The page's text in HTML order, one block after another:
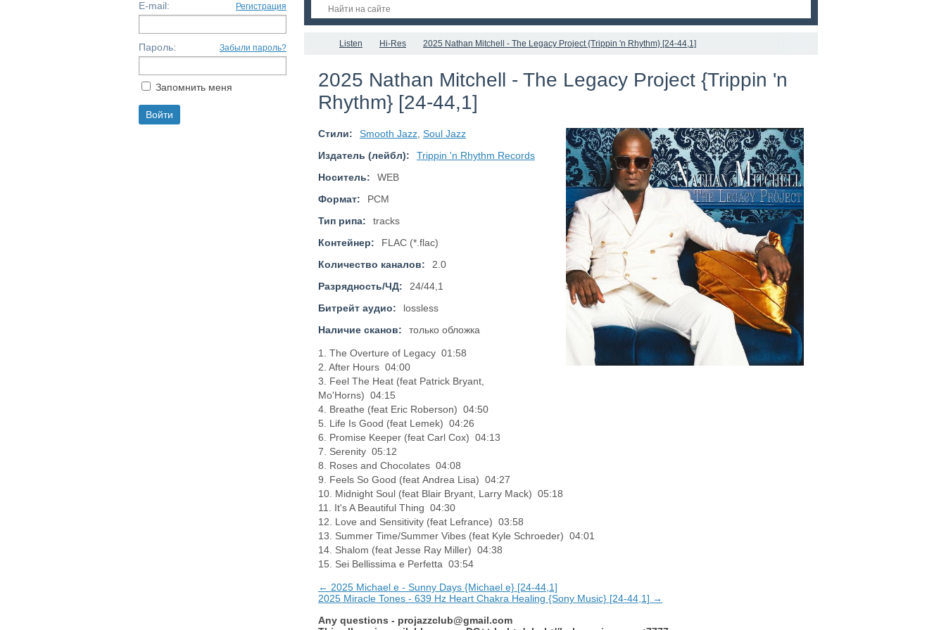
Listen Hi-Res 2025 Nathan Mitchell - The Legacy Project {Trippin 'n Rhythm} [24-44,1]
2025 Nathan Mitchell - The Legacy Project {Trippin 'n
Rhythm} [24-44,1]
Стили: Smooth Jazz Soul Jazz
Издатель (лейбл):
Trippin 'n Rhythm Records
Носитель:
WEB
Формат:
PCM
Тип рипа:
tracks
Контейнер:
FLAC (*.flac)
Количество каналов:
2.0
Разрядность/ЧД:
24/44,1
Битрейт аудио:
lossless
Наличие сканов:
только обложка
1. The Overture of Legacy 01:58
2. After Hours 04:00
3. Feel The Heat (feat Patrick Bryant,
Mo'Horns) 04:15
4. Breathe (feat Eric Roberson) 04:50
5. Life Is Good (feat Lemek) 04:26
6. Promise Keeper (feat Carl Cox) 04:13
7. Serenity 05:12
8. Roses and Chocolates 04:08
9. Feels So Good (feat Andrea Lisa) 04:27
10. Midnight Soul (feat Blair Bryant, Larry Mack) 05:18
11. It's A Beautiful Thing 04:30
12. Love and Sensitivity (feat Lefrance) 03:58
13. Summer Time/Summer Vibes (feat Kyle Schroeder) 04:01
14. Shalom (feat Jesse Ray Miller) 04:38
15. Sei Bellissima e Perfetta 03:54
← 2025 Michael e - Sunny Days {Michael e} [24-44,1]
2025 Miracle Tones - 639 Hz Heart Chakra Healing {Sony Music} [24-44,1] →
Any questions - projazzclub@gmail.com
E-mail: Регистрация
Пароль: Забыли пароль?
Запомнить меня